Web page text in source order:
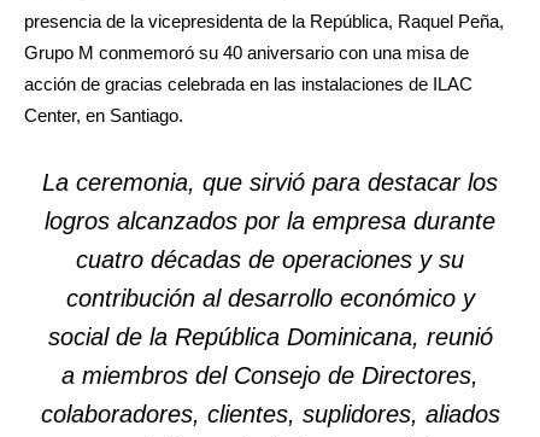
presencia de la vicepresidenta de la República, Raquel Peña,
Grupo M conmemoró su 40 aniversario con una misa de
acción de gracias celebrada en las instalaciones de ILAC
Center, en Santiago.
La ceremonia, que sirvió para destacar los
logros alcanzados por la empresa durante
cuatro décadas de operaciones y su
contribución al desarrollo económico y
social de la República Dominicana, reunió
a miembros del Consejo de Directores,
colaboradores, clientes, suplidores, aliados